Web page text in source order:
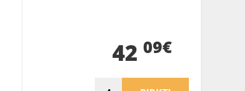
42 09€